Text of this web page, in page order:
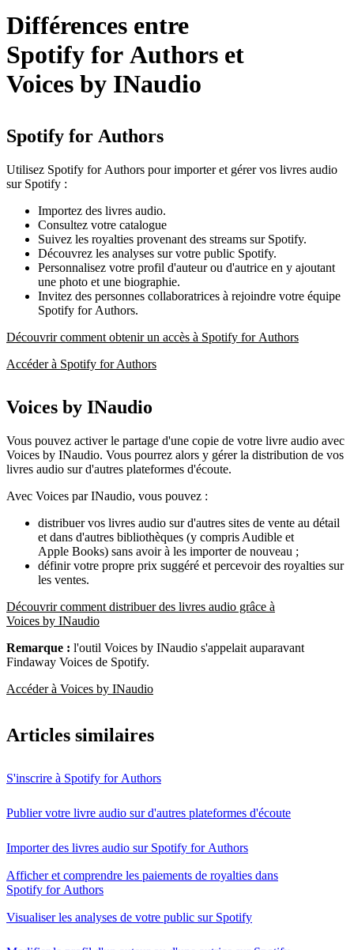
Différences entre
Spotify for Authors et
Voices by INaudio
Spotify for Authors
Utilisez Spotify for Authors pour importer et gérer vos livres audio
sur Spotify :
Importez des livres audio.
Consultez votre catalogue
Suivez les royalties provenant des streams sur Spotify.
Découvrez les analyses sur votre public Spotify.
Personnalisez votre profil d'auteur ou d'autrice en y ajoutant
une photo et une biographie.
Invitez des personnes collaboratrices à rejoindre votre équipe
Spotify for Authors.
Découvrir comment obtenir un accès à Spotify for Authors
Accéder à Spotify for Authors
Voices by INaudio
Vous pouvez activer le partage d'une copie de votre livre audio avec
Voices by INaudio. Vous pourrez alors y gérer la distribution de vos
livres audio sur d'autres plateformes d'écoute.
Avec Voices par INaudio, vous pouvez :
distribuer vos livres audio sur d'autres sites de vente au détail
et dans d'autres bibliothèques (y compris Audible et
Apple Books) sans avoir à les importer de nouveau ;
définir votre propre prix suggéré et percevoir des royalties sur
les ventes.
Découvrir comment distribuer des livres audio grâce à
Voices by INaudio
Remarque : l'outil Voices by INaudio s'appelait auparavant
Findaway Voices de Spotify.
Accéder à Voices by INaudio
Articles similaires
S'inscrire à Spotify for Authors
Publier votre livre audio sur d'autres plateformes d'écoute
Importer des livres audio sur Spotify for Authors
Afficher et comprendre les paiements de royalties dans
Spotify for Authors
Visualiser les analyses de votre public sur Spotify